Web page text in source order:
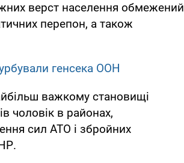
верст населення обмежений
перепон, а також
генсека ООН
важкому становищі
чоловік в районах,
сил АТО і збройних